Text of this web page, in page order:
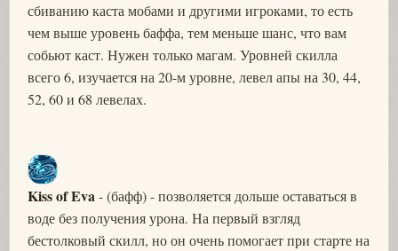
сбиванию каста мобами и другими игроками, то есть
чем выше уровень баффа, тем меньше шанс, что вам
собьют каст. Нужен только магам. Уровней скилла
всего 6, изучается на 20-м уровне, левел апы на 30, 44,
52, 60 и 68 левелах.
Kiss of Eva - (бафф) - позволяется дольше оставаться в
воде без получения урона. На первый взгляд
бестолковый скилл, но он очень помогает при старте на